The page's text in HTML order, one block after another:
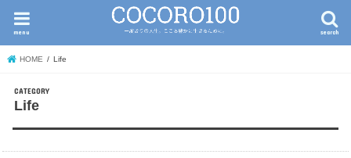
search
menu
HOME Life
Life